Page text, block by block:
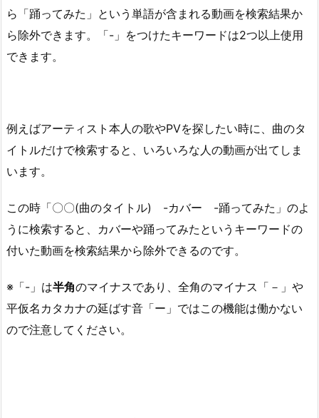
ら「踊ってみた」という単語が含まれる動画を検索結果か
ら除外できます。「-」をつけたキーワードは2つ以上使用
できます。
例えばアーティスト本人の歌やPVを探したい時に、曲のタ
イトルだけで検索すると、いろいろな人の動画が出てしま
います。
この時「〇〇(曲のタイトル) -カバー -踊ってみた」のよ
うに検索すると、カバーや踊ってみたというキーワードの
付いた動画を検索結果から除外できるのです。
※「-」は半角のマイナスであり、全角のマイナス「－」や
平仮名カタカナの延ばす音「ー」ではこの機能は働かない
ので注意してください。